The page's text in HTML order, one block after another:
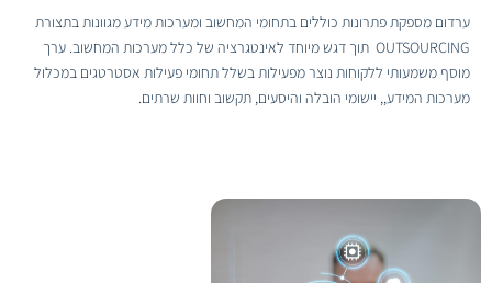
מספקת פתרונות כוללים בתחומי המחשוב ומערכות מידע מגוונות בתצורת
OUTSOURCING תוך דגש מיוחד לאינטגרציה של כלל מערכות המחשוב. ערך
משמעותי ללקוחות נוצר מפעילות בשלל תחומי פעילות אסטרטגים במכלול
המידע,, יישומי הובלה והיסעים, תקשוב וחוות שרתים.